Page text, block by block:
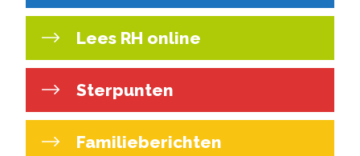
Lees RH online
Sterpunten
Familieberichten